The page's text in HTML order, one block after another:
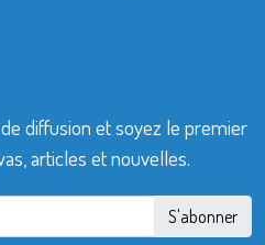
diffusion et soyez le premier
articles et nouvelles.
S'abonner